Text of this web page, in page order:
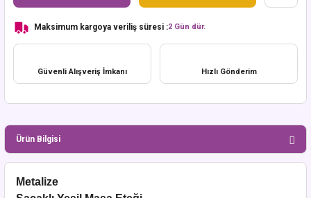
Maksimum kargoya veriliş süresi :2 Gün dür.
Güvenli Alışveriş İmkanı Hızlı Gönderim
Ürün Bilgisi
Metalize